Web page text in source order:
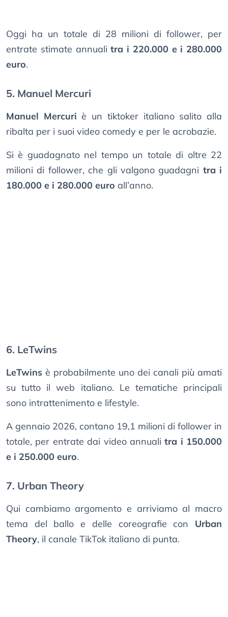
Oggi ha un totale di 28 milioni di follower, per
entrate stimate annualitra i 220.000 e i 280.000
euro.
5. Manuel Mercuri
Manuel Mercuri è un tiktoker italiano salito alla
ribalta per i suoi video comedy e per le acrobazie.
Si è guadagnato nel tempo un totale di oltre 22
milioni di follower, che gli valgono guadagni tra i
180.000 e i 280.000 euro all’anno.
6. LeTwins
LeTwins è probabilmente uno dei canali più amati
su tutto il web italiano. Le tematiche principali
sono intrattenimento e lifestyle.
A gennaio 2026, contano 19,1 milioni di follower in
totale, per entrate dai video annualitra i 150.000
e i 250.000 euro.
7. Urban Theory
Qui cambiamo argomento e arriviamo al macro
tema del ballo e delle coreografie con Urban
Theory, il canale TikTok italiano di punta.